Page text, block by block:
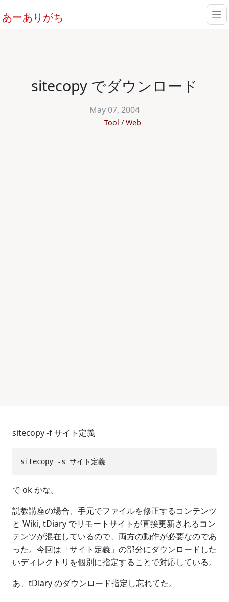
あーありがち
sitecopy でダウンロード
May 07, 2004
Tool Web
sitecopy -f サイト定義
で ok かな。
説教講座の場合、手元でファイルを修正するコンテンツ
と Wiki, tDiary でリモートサイトが直接更新されるコン
テンツが混在しているので、両方の動作が必要なのであ
った。今回は「サイト定義」の部分にダウンロードした
いディレクトリを個別に指定することで対応している。
あ、tDiary のダウンロード指定し忘れてた。